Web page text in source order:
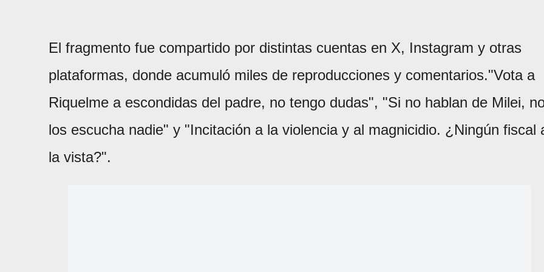
El fragmento fue compartido por distintas cuentas en X, Instagram y otras
plataformas, donde acumuló miles de reproducciones y comentarios."Vota a
Riquelme a escondidas del padre, no tengo dudas", "Si no hablan de Milei,
los escucha nadie" y "Incitación a la violencia y al magnicidio. ¿Ningún fiscal
la vista?".